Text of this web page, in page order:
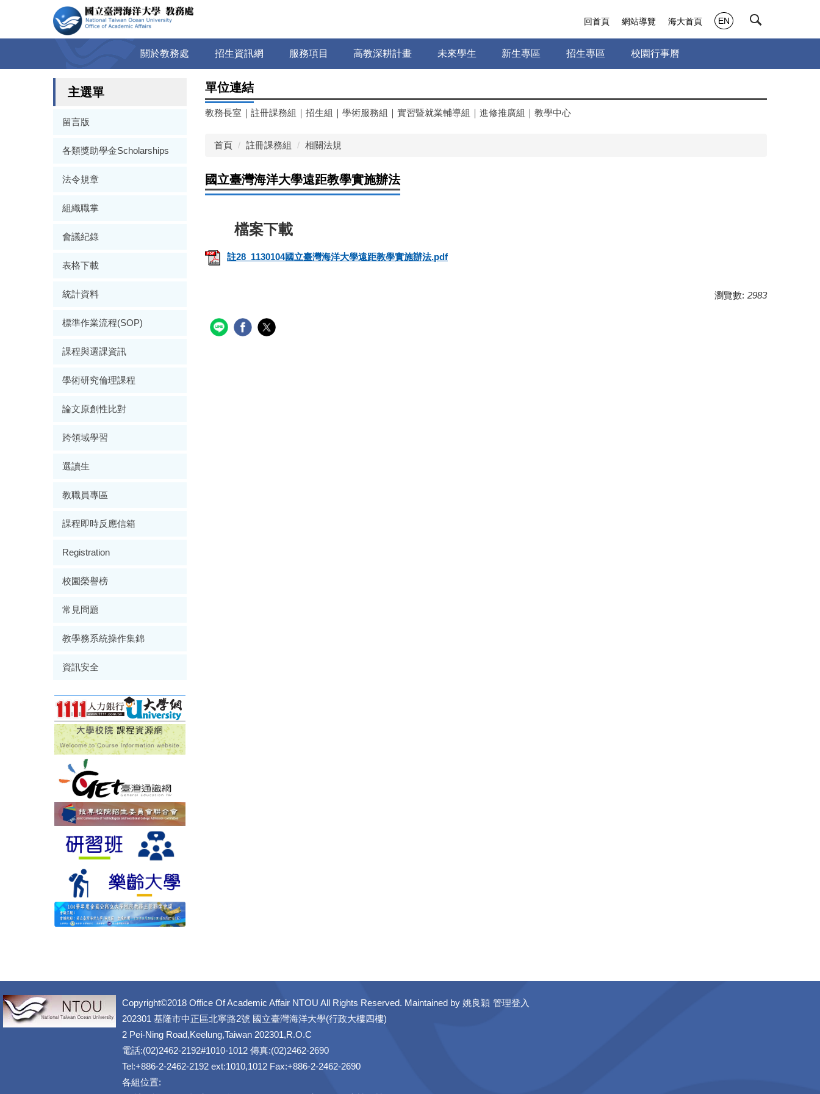
關於教務處 招生資訊網 服務項目 高教深耕計畫 未來學生 新生專區 招生專區 校園行事曆
回首頁 網站導覽 海大首頁 EN
主選單
留言版
各類獎助學金Scholarships
法令規章
組織職掌
會議紀錄
表格下載
統計資料
標準作業流程(SOP)
課程與選課資訊
學術研究倫理課程
論文原創性比對
跨領域學習
選讀生
教職員專區
課程即時反應信箱
Registration
校園榮譽榜
常見問題
教學務系統操作集錦
資訊安全
單位連結
教務長室 ｜ 註冊課務組 ｜ 招生組 ｜ 學術服務組 ｜ 實習暨就業輔導組 ｜ 進修推廣組 ｜ 教學中心
首頁 註冊課務組 相關法規
國立臺灣海洋大學遠距教學實施辦法
註28_1130104國立臺灣海洋大學遠距教學實施辦法.pdf
瀏覽數: 2983
Copyright©2018 Office Of Academic Affair NTOU All Rights Reserved. Maintained by 姚良穎 管理登入
202301 基隆市中正區北寧路2號 國立臺灣海洋大學(行政大樓四樓)
2 Pei-Ning Road,Keelung,Taiwan 202301,R.O.C
電話:(02)2462-2192#1010-1012 傳真:(02)2462-2690
Tel:+886-2-2462-2192 ext:1010,1012 Fax:+886-2-2462-2690
各組位置: